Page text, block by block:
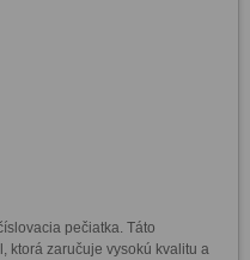
pečiatka. Táto
ktorá zaručuje vysokú kvalitu a